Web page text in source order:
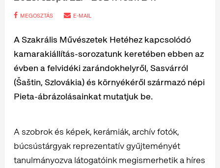
MEGOSZTÁS E-MAIL
A Szakrális Művészetek Hetéhez kapcsolódó
kamarakiállítás-sorozatunk keretében ebben az
évben a felvidéki zarándokhelyről, Sasvárról
(Šaštin, Szlovákia) és környékéről származó népi
Pieta-ábrázolásainkat mutatjuk be.
A szobrok és képek, kerámiák, archív fotók,
búcsústárgyak reprezentatív gyűjteményét
tanulmányozva látogatóink megismerhetik a híres